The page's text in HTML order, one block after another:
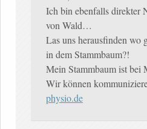
Ich bin ebenfalls direkter
von Wald…
Las uns herausfinden wo
in dem Stammbaum?!
Mein Stammbaum ist bei
Wir können
physio.de